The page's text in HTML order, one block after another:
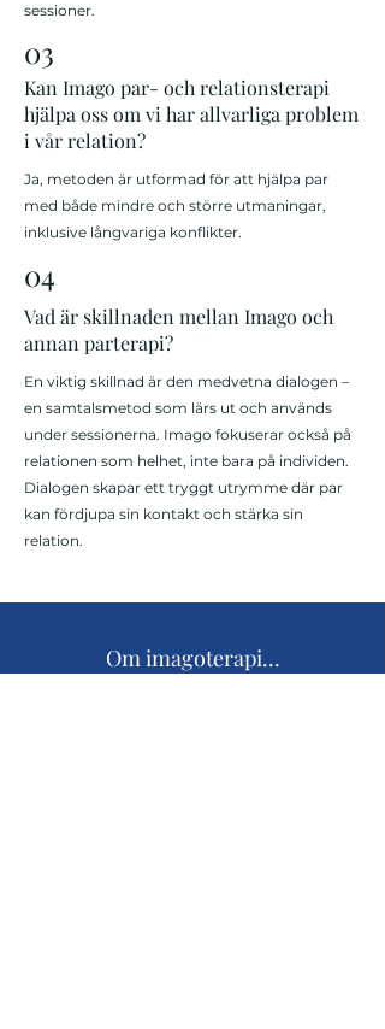
sessioner.
03
Kan Imago par- och relationsterapi
hjälpa oss om vi har allvarliga problem
i vår relation?
Ja, metoden är utformad för att hjälpa par
med både mindre och större utmaningar,
inklusive långvariga konflikter.
04
Vad är skillnaden mellan Imago och
annan parterapi?
En viktig skillnad är den medvetna dialogen –
en samtalsmetod som lärs ut och används
under sessionerna. Imago fokuserar också på
relationen som helhet, inte bara på individen.
Dialogen skapar ett tryggt utrymme där par
kan fördjupa sin kontakt och stärka sin
relation.
Om imagoterapi...